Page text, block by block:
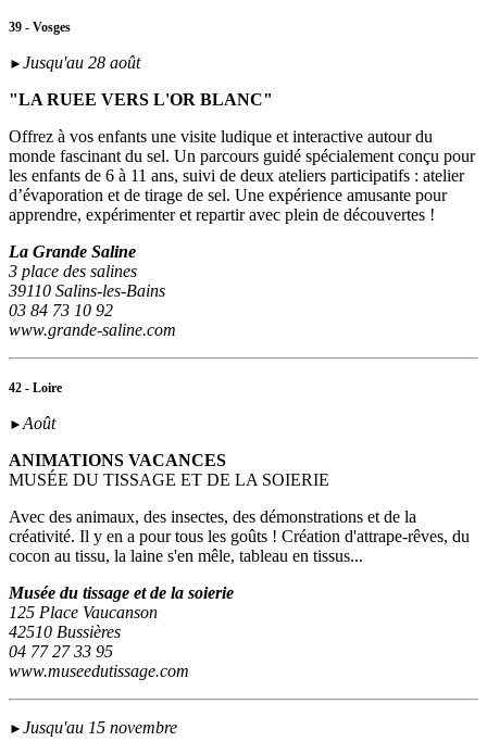
39 - Vosges
► Jusqu'au 28 août
"LA RUEE VERS L'OR BLANC"
Offrez à vos enfants une visite ludique et interactive autour du
monde fascinant du sel. Un parcours guidé spécialement conçu pour
les enfants de 6 à 11 ans, suivi de deux ateliers participatifs : atelier
d’évaporation et de tirage de sel. Une expérience amusante pour
apprendre, expérimenter et repartir avec plein de découvertes !
La Grande Saline
3 place des salines
39110 Salins-les-Bains
03 84 73 10 92
www.grande-saline.com
42 - Loire
►Août
ANIMATIONS VACANCES
MUSÉE DU TISSAGE ET DE LA SOIERIE
Avec des animaux, des insectes, des démonstrations et de la
créativité. Il y en a pour tous les goûts ! Création d'attrape-rêves, du
cocon au tissu, la laine s'en mêle, tableau en tissus...
Musée du tissage et de la soierie
125 Place Vaucanson
42510 Bussières
04 77 27 33 95
www.museedutissage.com
► Jusqu'au 15 novembre